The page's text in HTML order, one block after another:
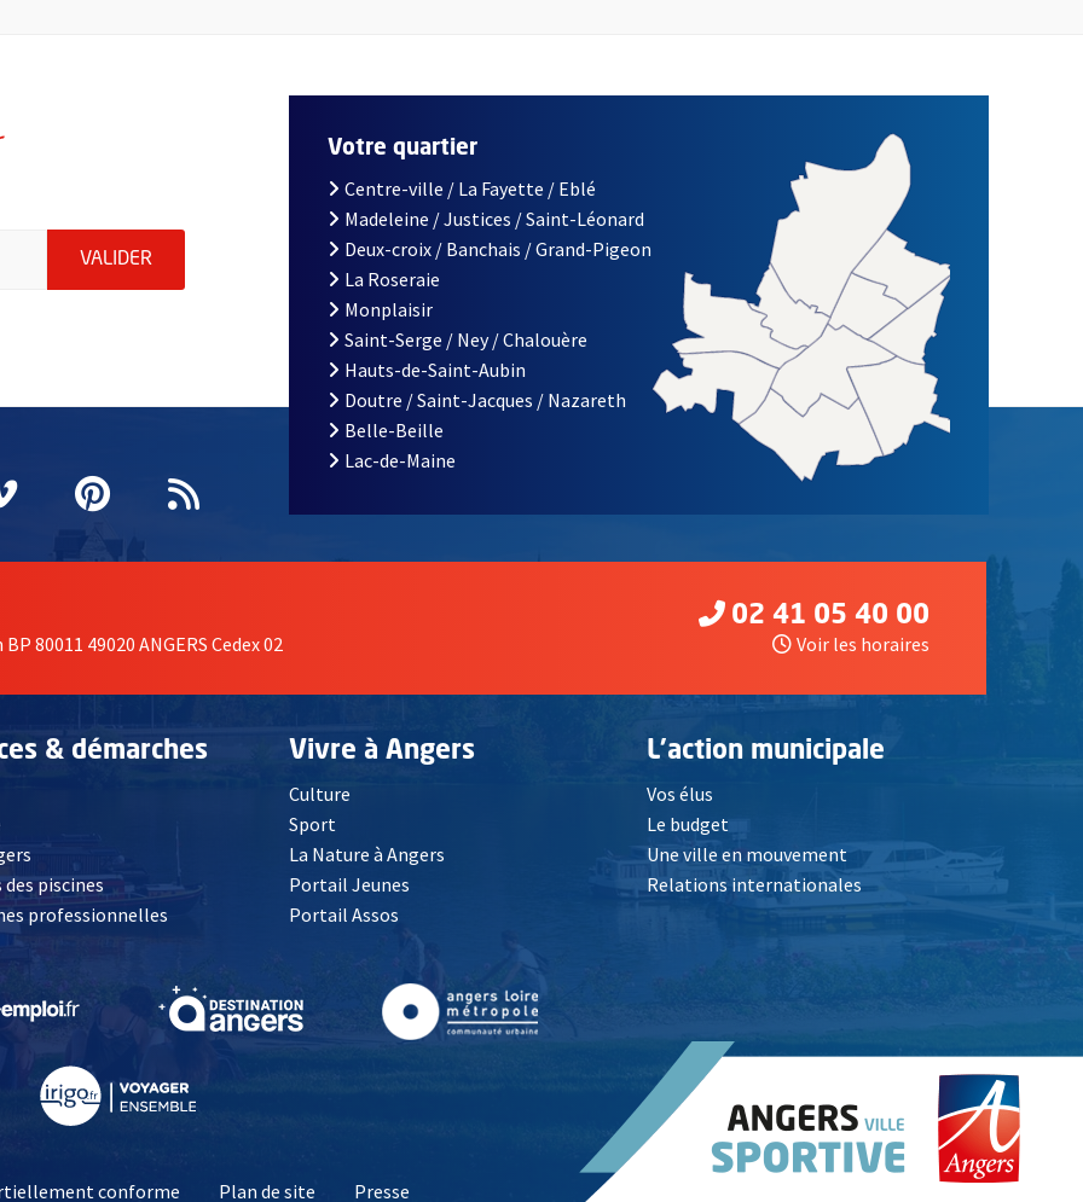
indiquez votre email (champ obligatoire)
VALIDER ENVOYER MA DEMANDE D'INSCRIPTION À LA LETTRE D'INFORMATION DE LA VILLE D'ANGERS
fenêtrefenêtre
une nouvelle fenêtre
Vimeo
, Ouvre une nouvelle fenêtre
Pinterest
, Ouvre une nouvelle fenêtre
Flux RSS
Votre quartier
Centre-ville / La Fayette / Eblé
Madeleine / Justices / Saint-Léonard
Deux-croix / Banchais / Grand-Pigeon
La Roseraie
Monplaisir
Saint-Serge / Ney / Chalouère
Hauts-de-Saint-Aubin
Doutre / Saint-Jacques / Nazareth
Belle-Beille
Lac-de-Maine
80011 49020 ANGERS Cedex 02
02 41 05 40 00
Voir les horaires
& démarches
, Ouvre une nouvelle fenêtre
piscines
professionnelles
Vivre à Angers
Culture
Sport
La Nature à Angers
Portail Jeunes
Portail Assos
L'action municipale
Vos élus
Le budget
Une ville en mouvement
Relations internationales
fenêtre , Ouvre une nouvelle fenêtre , Ouvre une nouvelle fenêtre, Ouvre une nouvelle fenêtre
conforme Plan de site Presse , Ouvre une nouvelle fenêtre